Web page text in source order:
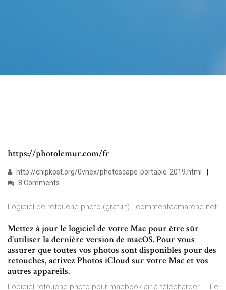
https://photolemur.com/fr
http://chipkost.org/0vnex/photoscape-portable-2019.html
8 Comments
Logiciel de retouche photo (gratuit) - commentcamarche.net
Mettez à jour le logiciel de votre Mac pour être sûr
d’utiliser la dernière version de macOS. Pour vous
assurer que toutes vos photos sont disponibles pour des
retouches, activez Photos iCloud sur votre Mac et vos
autres appareils.
Logiciel retouche photo pour macbook air à télécharger ... Le